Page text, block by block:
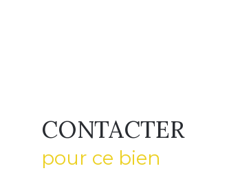
CONTACTER
pour ce bien